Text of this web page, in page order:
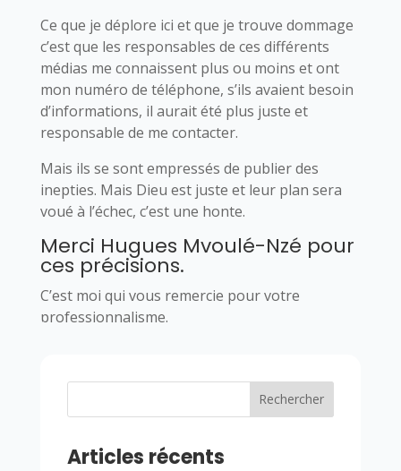
Ce que je déplore ici et que je trouve dommage
c’est que les responsables de ces différents
médias me connaissent plus ou moins et ont
mon numéro de téléphone, s’ils avaient besoin
d’informations, il aurait été plus juste et
responsable de me contacter.
Mais ils se sont empressés de publier des
inepties. Mais Dieu est juste et leur plan sera
voué à l’échec, c’est une honte.
Merci Hugues Mvoulé-Nzé pour
ces précisions.
C’est moi qui vous remercie pour votre
professionnalisme.
Rechercher
Articles récents